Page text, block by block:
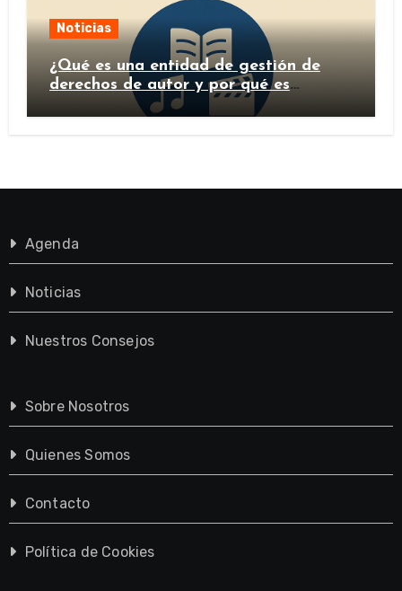
Noticias
¿Qué es una entidad de gestión de
derechos de autor y por qué es
importante?
Agenda
Noticias
Nuestros Consejos
Sobre Nosotros
Quienes Somos
Contacto
Política de Cookies